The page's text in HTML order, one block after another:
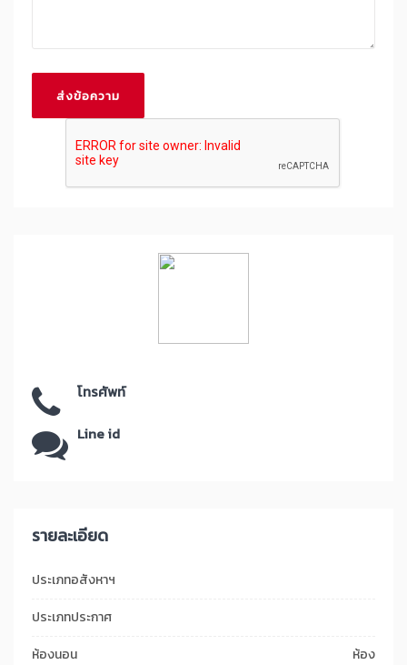
ส่งข้อความ
โทรศัพท์
Line id
รายละเอียด
ประเภทอสังหาฯ
ประเภทประกาศ
ห้องนอน
ห้อง